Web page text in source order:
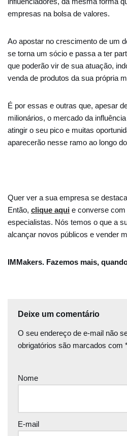
empresas na bolsa de valores.
Ao apostar no crescimento de um
se torna um sócio e passa a ter
que poderão vir de sua atuação,
venda de produtos da sua própria
É por essas e outras que, apesar
milionários, o mercado da
atingir o seu pico e muitas
aparecerão nesse ramo ao longo
Quer ver a sua empresa se
Então, clique aqui e converse
especialistas. Nós temos o que a
alcançar novos públicos e vender
IMMakers. Fazemos mais,
Deixe um comentário
O seu endereço de e-mail não
obrigatórios são marcados com
Nome
E-mail